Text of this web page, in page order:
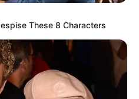
die in dem damals
gegründet wurde. Heute gibt
Porzellan-Manufaktur, in
Manufakturen, die sich
Porzellans
These 8 Characters